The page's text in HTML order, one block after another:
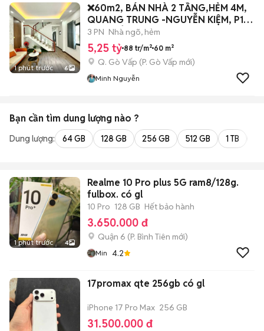
1 phút trước 6
❌60m2, BÁN NHÀ 2 TẦNG,HẺM 4M,
QUANG TRUNG -NGUYỄN KIỆM, P10
GV, 5 TỶ.
3 PN Nhà ngõ, hẻm
5,25 tỷ 88 tr/m² 60 m²
Q. Gò Vấp (P. Gò Vấp mới)
Minh Nguyễn
Bạn cần tìm dung lượng nào ?
Dung lượng: 64 GB 128 GB 256 GB 512 GB 1 TB
1 phút trước 4
Realme 10 Pro plus 5G ram8/128g.
fulbox. có gl
10 Pro 128 GB Hết bảo hành
3.650.000 đ
Quận 6 (P. Bình Tiên mới)
Min 4.2
17promax qte 256gb có gl
iPhone 17 Pro Max 256 GB
31.500.000 đ